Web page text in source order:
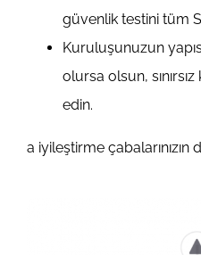
güvenlik testini tüm
Kuruluşunuzun
olursa olsun,
edin.
a iyileştirme